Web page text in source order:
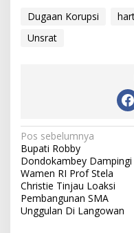
Dugaan Korupsi
Unsrat
N
a
v
i
g
Pos sebelumnya
Bupati Robby
Dondokambey Dampingi
Wamen RI Prof Stela
Christie Tinjau Loaksi
Pembangunan SMA
Unggulan Di Langowan